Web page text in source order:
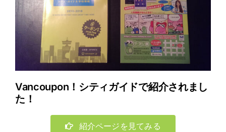
Vancoupon！シティガイドで紹介されまし
た！
紹介ページを見てみる